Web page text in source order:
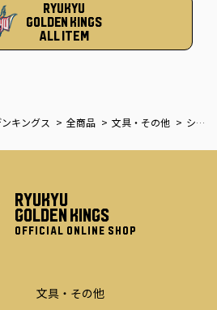
RYUKYU
GOLDEN KINGS
ALL ITEM
キングス 全商品 文具・その他 ショッピングバッグ [GORDY]
RYUKYU
GOLDEN KINGS
OFFICIAL ONLINE SHOP
文具・その他